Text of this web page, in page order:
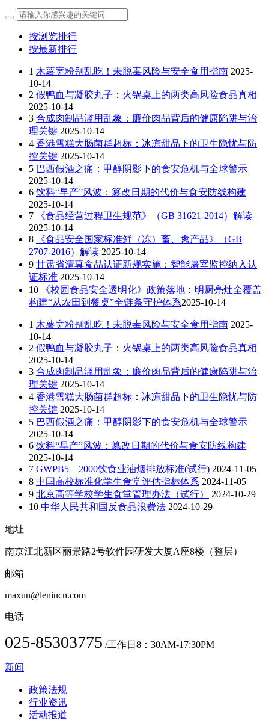
按浏览排行
按最新排行
1 木薯宽粉别乱吃！未脱毒风险与安全食用指南 2025-
10-14
2 假鸭血与凝胶丸子：火锅桌上的两类高风险食品真相
2025-10-14
3 合成肉制品滥用乱象：廉价肉品背后的健康陷阱与治
理关键 2025-10-14
4 香港雪糕大肠菌群超标：冰凉甜品下的卫生隐忧与防
控关键 2025-10-14
5 巴西假酒之痛：甲醇阴影下的食安危机与全球警示
2025-10-14
6 饮料“早产”风波：篡改日期的代价与食安防线构建
2025-10-14
7
《食品经营过程卫生规范》（GB 31621-2014）解读
2025-10-14
8
《食品安全国家标准鲜（冻）畜、禽产品》（GB
2707-2016）解读 2025-10-14
9 甘肃省清真食品认证新规实施：智能屠宰监控纳入认
证标准 2025-10-14
10
《校园食品安全透明化》政策落地：明厨亮灶全覆盖
构建“从农田到餐桌”全链条守护体系​2025-10-14
1 木薯宽粉别乱吃！未脱毒风险与安全食用指南 2025-
10-14
2 假鸭血与凝胶丸子：火锅桌上的两类高风险食品真相
2025-10-14
3 合成肉制品滥用乱象：廉价肉品背后的健康陷阱与治
理关键 2025-10-14
4 香港雪糕大肠菌群超标：冰凉甜品下的卫生隐忧与防
控关键 2025-10-14
5 巴西假酒之痛：甲醇阴影下的食安危机与全球警示
2025-10-14
6 饮料“早产”风波：篡改日期的代价与食安防线构建
2025-10-14
7 GWPB5—2000饮食业油烟排放标准(试行) 2024-11-05
8 中国高校标准化学生食堂评估指标体系 2024-11-05
9 北京高等学校学生食堂管理办法（试行）
2024-10-29
10 中华人民共和国反食品浪费法 2024-10-29
地址
南京江北新区丽景路2号软件园研发大厦A座8楼（整层）
邮箱
maxun@leniucn.com
电话
025-85303775 /工作日8：30AM-17:30PM
新闻
政策法规
行业资讯
活动报道